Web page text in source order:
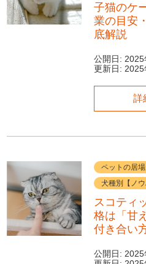
子猫のケ
業の目安
底解説
公開日: 2025
更新日: 2025
詳
ペットの居場
犬種別【ノウ
スコティ
格は「甘
付き合い
公開日: 2025